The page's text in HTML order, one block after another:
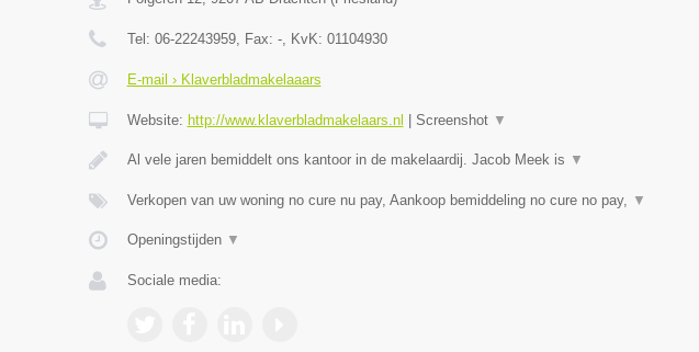
Tel: 06-22243959, Fax: -, KvK: 01104930
E-mail › Klaverbladmakelaaars
Website: http://www.klaverbladmakelaars.nl Screenshot ▼
Al vele jaren bemiddelt ons kantoor in de makelaardij. Jacob Meek is ▼
Verkopen van uw woning no cure nu pay, Aankoop bemiddeling no cure no pay, ▼
Openingstijden ▼
Sociale media: